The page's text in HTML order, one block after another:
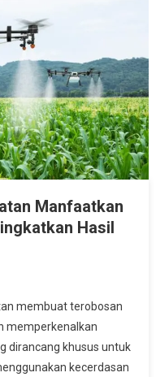
Manfaatkan
Hasil
membuat terobosan
memperkenalkan
dirancang khusus untuk
kecerdasan